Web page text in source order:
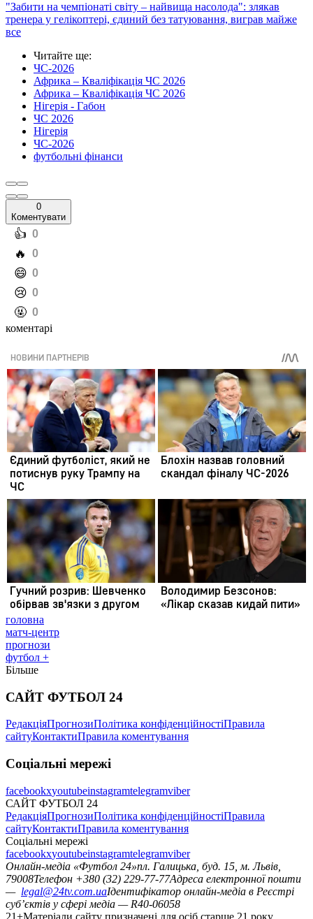
"Забити на чемпіонаті світу – найвища насолода": злякав
тренера у гелікоптері, єдиний без татуювання, виграв майже
все
Читайте ще:
ЧС-2026
Африка – Кваліфікація ЧС 2026
Африка – Кваліфікація ЧС 2026
Нігерія - Габон
ЧС 2026
Нігерія
ЧС-2026
футбольні фінанси
0
Коментувати
️👍 0
️🔥 0
️😄 0
️😢 0
️🤬 0
коментарі
головна
матч-центр
прогнози
футбол +
Більше
САЙТ ФУТБОЛ 24
РедакціяПрогнозиПолітика конфіденційностіПравила
сайтуКонтактиПравила коментування
Соціальні мережі
facebookxyoutubeinstagramtelegramviber
САЙТ ФУТБОЛ 24
РедакціяПрогнозиПолітика конфіденційностіПравила
сайтуКонтактиПравила коментування
Соціальні мережі
facebookxyoutubeinstagramtelegramviber
Онлайн-медіа «Футбол 24»пл. Галицька, буд. 15, м. Львів,
79008Телефон +380 (32) 229-77-77Адреса електронної пошти
— legal@24tv.com.uaІдентифікатор онлайн-медіа в Реєстрі
суб’єктів у сфері медіа — R40-06058
21+Матеріали сайту призначені для осіб старше 21 року